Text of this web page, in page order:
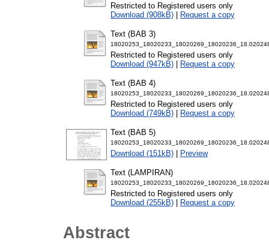
Restricted to Registered users only
Download (908kB)
Request a copy
Text (BAB 3)
Restricted to Registered users only
Download (947kB)
Request a copy
Text (BAB 4)
Restricted to Registered users only
Download (749kB)
Request a copy
Text (BAB 5)
Download (151kB) Preview
Text (LAMPIRAN)
Restricted to Registered users only
Download (255kB)
Request a copy
Abstract